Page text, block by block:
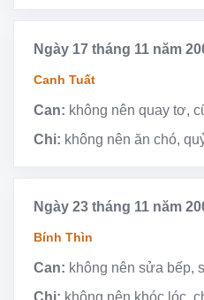
Ngày 17 tháng 11 năm
Canh Tuất
Can: không nên quay tơ,
Chi: không nên ăn chó,
Ngày 23 tháng 11 năm
Bính Thìn
Can: không nên sửa bếp,
Chi: không nên khóc lóc,